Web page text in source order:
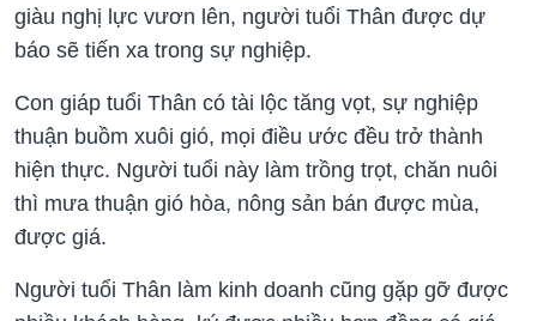
giàu nghị lực vươn lên, người tuổi Thân được dự
báo sẽ tiến xa trong sự nghiệp.
Con giáp tuổi Thân có tài lộc tăng vọt, sự nghiệp
thuận buồm xuôi gió, mọi điều ước đều trở thành
hiện thực. Người tuổi này làm trồng trọt, chăn nuôi
thì mưa thuận gió hòa, nông sản bán được mùa,
được giá.
Người tuổi Thân làm kinh doanh cũng gặp gỡ được